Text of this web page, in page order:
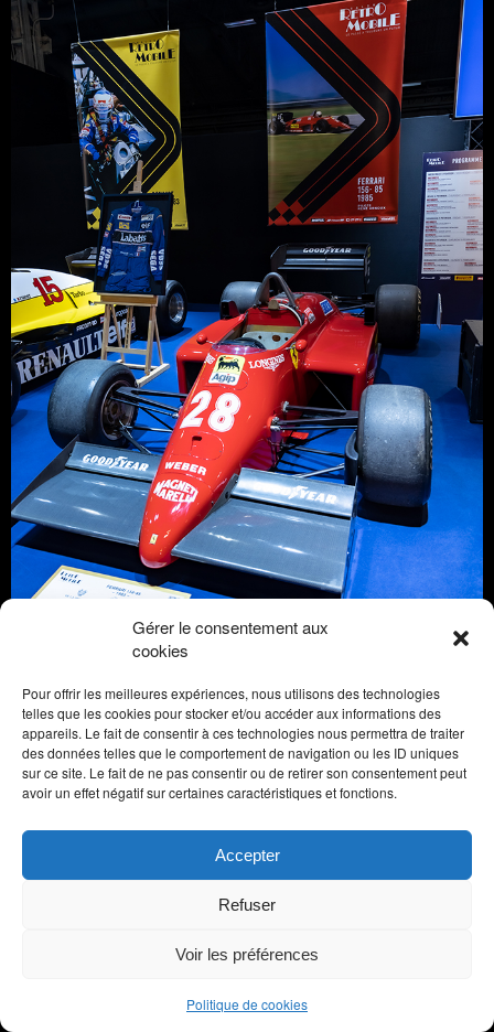
Gérer le consentement aux
cookies
Pour offrir les meilleures expériences, nous utilisons des technologies
telles que les cookies pour stocker et/ou accéder aux informations des
appareils. Le fait de consentir à ces technologies nous permettra de traiter
des données telles que le comportement de navigation ou les ID uniques
sur ce site. Le fait de ne pas consentir ou de retirer son consentement peut
avoir un effet négatif sur certaines caractéristiques et fonctions.
Accepter
Refuser
Voir les préférences
Politique de cookies